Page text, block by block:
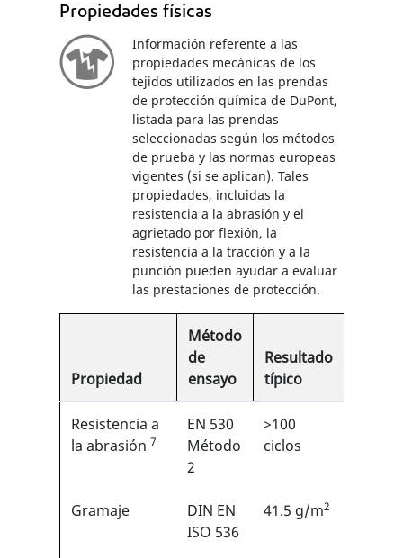
Propiedades físicas
Información referente a las
propiedades mecánicas de los
tejidos utilizados en las prendas
de protección química de DuPont,
listada para las prendas
seleccionadas según los métodos
de prueba y las normas europeas
vigentes (si se aplican). Tales
propiedades, incluidas la
resistencia a la abrasión y el
agrietado por flexión, la
resistencia a la tracción y a la
punción pueden ayudar a evaluar
las prestaciones de protección.
Propiedad
Método
de
ensayo
Resultado
típico
Resistencia a
la abrasión 7
EN 530
Método
2
>100
ciclos
Gramaje
DIN EN
ISO 536
41.5 g/m2